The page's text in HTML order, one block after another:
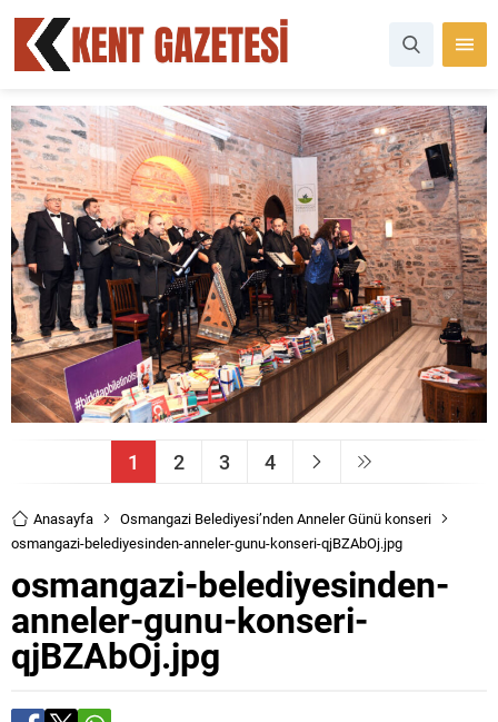
1 2 3 4
Anasayfa
Osmangazi Belediyesi’nden Anneler Günü konseri
osmangazi-belediyesinden-anneler-gunu-konseri-qjBZAbOj.jpg
osmangazi-belediyesinden-
anneler-gunu-konseri-
qjBZAbOj.jpg